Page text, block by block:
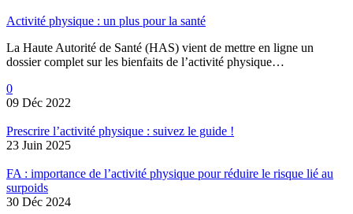
Activité physique : un plus pour la santé
La Haute Autorité de Santé (HAS) vient de mettre en ligne un
dossier complet sur les bienfaits de l’activité physique…
0
09 Déc 2022
Prescrire l’activité physique : suivez le guide !
23 Juin 2025
FA : importance de l’activité physique pour réduire le risque lié au
surpoids
30 Déc 2024